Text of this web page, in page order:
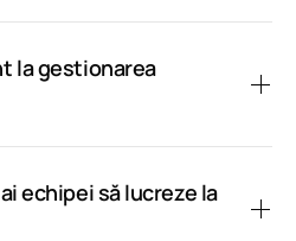
la gestionarea
echipei să lucreze la